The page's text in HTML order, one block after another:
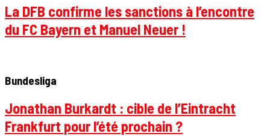
La DFB confirme les sanctions à l’encontre
du FC Bayern et Manuel Neuer !
Bundesliga
Jonathan Burkardt : cible de l’Eintracht
Frankfurt pour l’été prochain ?